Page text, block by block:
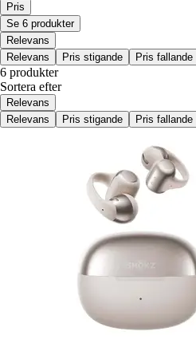
Pris
Se 6 produkter
Relevans
Relevans
Pris stigande Pris fallande
6 produkter
Sortera efter
Relevans
Relevans
Pris stigande Pris fallande